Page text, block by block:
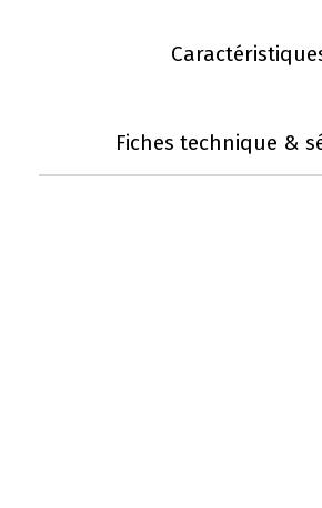
Fiches technique &